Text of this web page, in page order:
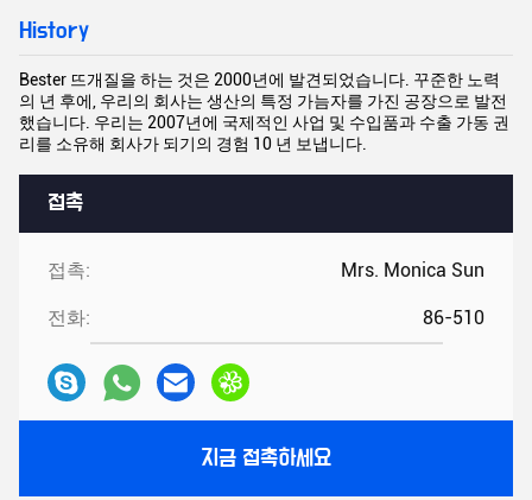
접촉
접촉: Mrs. Monica Sun
전화: 86-510
지금 접촉하세요
History
Bester 뜨개질을 하는 것은 2000년에 발견되었습니다. 꾸준한 노력
의 년 후에, 우리의 회사는 생산의 특정 가늠자를 가진 공장으로 발전
했습니다. 우리는 2007년에 국제적인 사업 및 수입품과 수출 가동 권
리를 소유해 회사가 되기의 경험 10 년 보냅니다.